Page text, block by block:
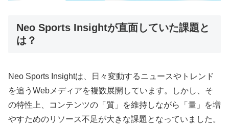
Neo Sports Insightが直面していた課題と
は？
Neo Sports Insightは、日々変動するニュースやトレンド
を追うWebメディアを複数展開しています。しかし、そ
の特性上、コンテンツの「質」を維持しながら「量」を増
やすためのリソース不足が大きな課題となっていました。